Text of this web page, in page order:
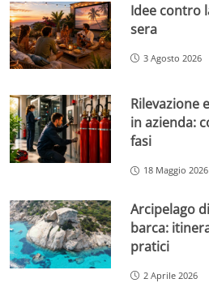
Idee contro
sera
3 Agosto 2026
Rilevazione
in azienda:
fasi
18 Maggio 2026
Arcipelago
barca:
pratici
2 Aprile 2026